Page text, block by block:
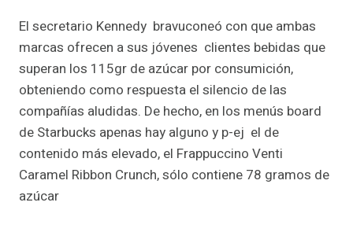
El secretario Kennedy bravuconeó con que ambas
marcas ofrecen a sus jóvenes clientes bebidas que
superan los 115gr de azúcar por consumición,
obteniendo como respuesta el silencio de las
compañías aludidas. De hecho, en los menús board
de Starbucks apenas hay alguno y p-ej el de
contenido más elevado, el Frappuccino Venti
Caramel Ribbon Crunch, sólo contiene 78 gramos de
azúcar